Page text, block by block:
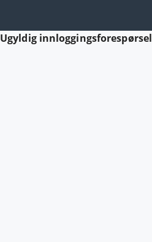
Ugyldig innloggingsforespørsel